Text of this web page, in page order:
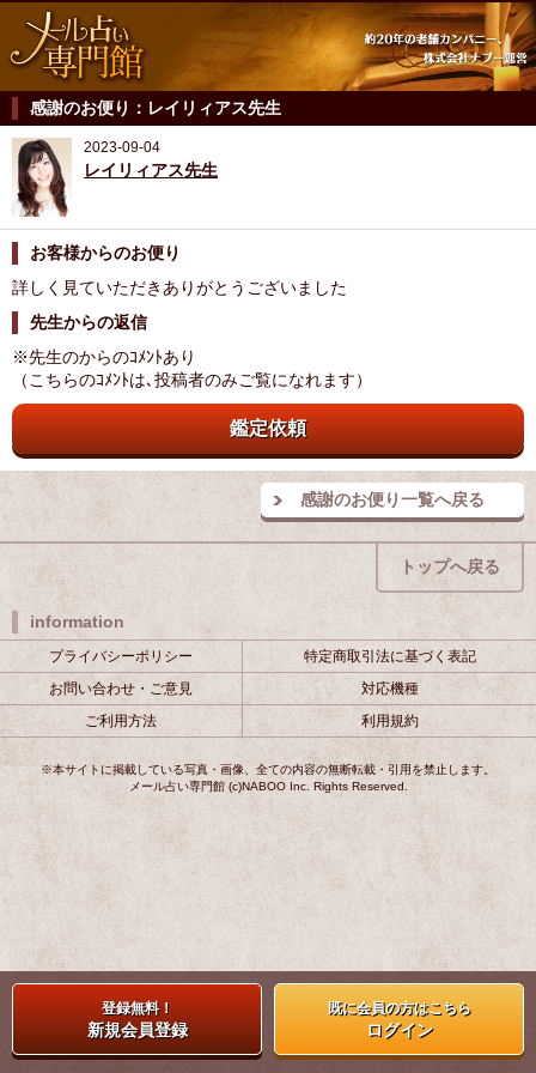
感謝のお便り：レイリィアス先生
2023-09-04
レイリィアス先生
お客様からのお便り
詳しく見ていただきありがとうございました
先生からの返信
※先生のからのｺﾒﾝﾄあり
（こちらのｺﾒﾝﾄは､投稿者のみご覧になれます）
鑑定依頼
感謝のお便り一覧へ戻る
トップへ戻る
information
プライバシーポリシー
特定商取引法に基づく表記
お問い合わせ・ご意見
対応機種
ご利用方法
利用規約
※本サイトに掲載している写真・画像、全ての内容の無断転載・引用を禁止します。
メール占い専門館 (c)NABOO Inc. Rights Reserved.
登録無料！
新規会員登録
既に会員の方はこちら
ログイン